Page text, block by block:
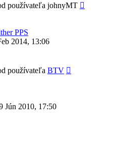
používateľa johnyMT
PPS
2014, 13:06
používateľa BTV
Jún 2010, 17:50